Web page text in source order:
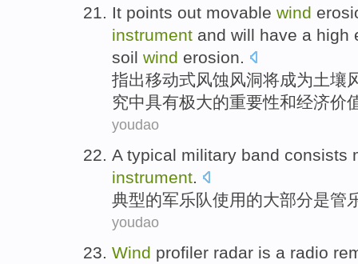
It points out movable wind
instrument and will have a high
soil wind erosion.
指出移动式风蚀 风洞将成为土壤
究中具有极大的重要性和经济价
youdao
A typical military band consists
instrument.
典型的军乐队使用的大部分是管
youdao
Wind profiler radar is a radio